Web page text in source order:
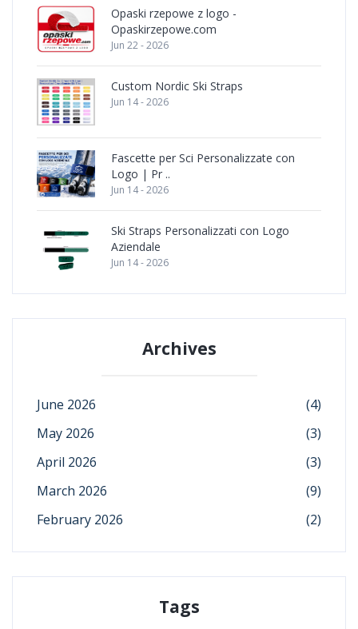
Opaski rzepowe z logo -
Opaskirzepowe.com
Jun 22 - 2026
Custom Nordic Ski Straps
Jun 14 - 2026
Fascette per Sci Personalizzate con
Logo | Pr ..
Jun 14 - 2026
Ski Straps Personalizzati con Logo
Aziendale
Jun 14 - 2026
Archives
June 2026
(4)
May 2026
(3)
April 2026
(3)
March 2026
(9)
February 2026
(2)
Tags